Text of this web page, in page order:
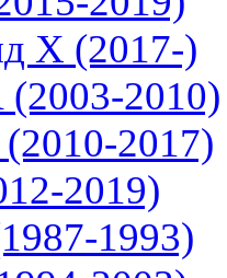
X (2017-)
2010)
2017)
2019)
1993)